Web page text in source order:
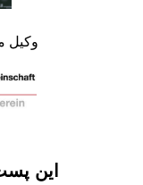
وکیل
این